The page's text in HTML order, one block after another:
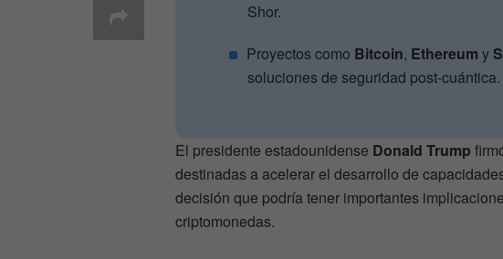
Shor.
Proyectos como Bitcoin, Ethereum y
soluciones de seguridad post-cuántica.
El presidente estadounidense Donald Trump
destinadas a acelerar el desarrollo de
decisión que podría tener importantes
criptomonedas.